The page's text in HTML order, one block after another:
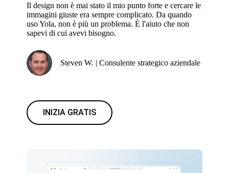
Il design non è mai stato il mio punto forte e cercare le
immagini giuste era sempre complicato. Da quando
uso Yola, non è più un problema. È l'aiuto che non
sapevi di cui avevi bisogno.
Steven W. | Consulente strategico aziendale
INIZIA GRATIS